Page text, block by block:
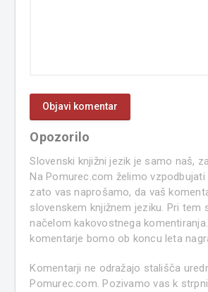
Opozorilo
Slovenski knjižni jezik je samo naš,
Na Pomurec.com želimo vzpodbujati
zato vas naprošamo, da vaš
slovenskem knjižnem jeziku. Pri tem
načelom kakovostnega
komentarje bomo ob koncu leta
Komentarji ne odražajo stališča
Pomurec.com. Pozivamo vas k